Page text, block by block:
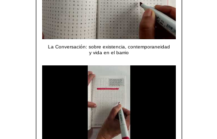
La Conversación: sobre existencia, contemporaneidad
y vida en el barrio